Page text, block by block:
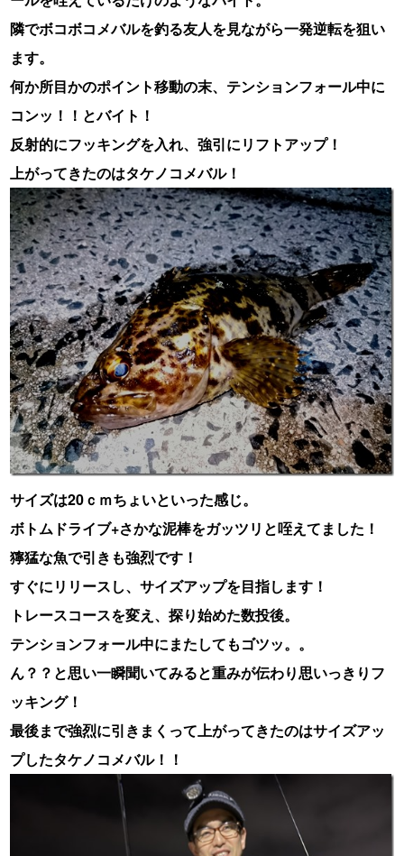
隣でボコボコメバルを釣る友人を見ながら一発逆転を狙い
ます。
何か所目かのポイント移動の末、テンションフォール中に
コンッ！！とバイト！
反射的にフッキングを入れ、強引にリフトアップ！
上がってきたのはタケノコメバル！
サイズは20ｃｍちょいといった感じ。
ボトムドライブ+さかな泥棒をガッツリと咥えてました！
獰猛な魚で引きも強烈です！
すぐにリリースし、サイズアップを目指します！
トレースコースを変え、探り始めた数投後。
テンションフォール中にまたしてもゴツッ。。
ん？？と思い一瞬聞いてみると重みが伝わり思いっきりフ
ッキング！
最後まで強烈に引きまくって上がってきたのはサイズアッ
プしたタケノコメバル！！